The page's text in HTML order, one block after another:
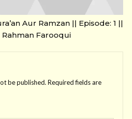
Aur Ramzan || Episode: 1 ||
Farooqui
be published. Required fields are